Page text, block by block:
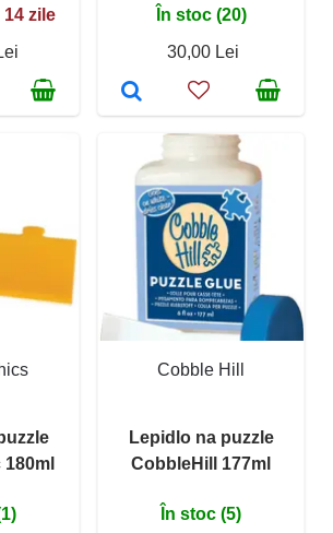
zile
În stoc (20)
30,00 Lei
Cobble Hill
Lepidlo na puzzle
CobbleHill 177ml
În stoc (5)